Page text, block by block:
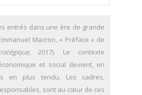
entrés dans une ère de grande
Macron, « Préface » de
, 2017). Le contexte
et social devient, en
en plus tendu. Les cadres,
sont au cœur de ces